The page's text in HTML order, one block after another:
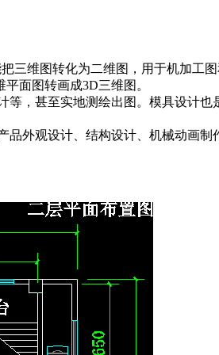
三维图转化为二维图，用于机加工
面图转画成3D三维图。
，甚至实地测绘出图。模具设计
外观设计、结构设计、机械动画